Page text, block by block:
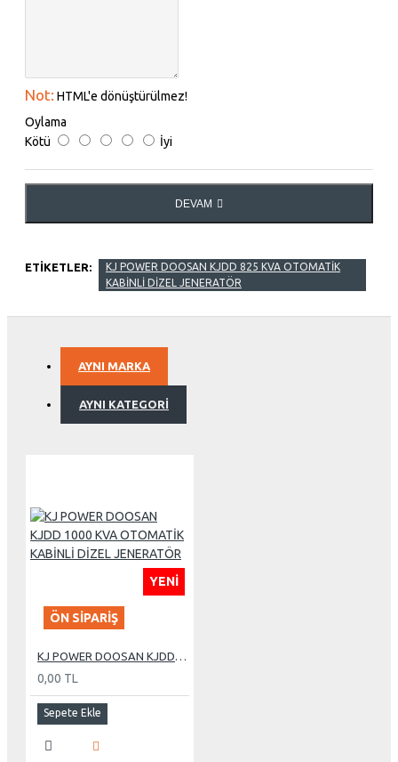
Not: HTML'e dönüştürülmez!
Oylama
Kötü
İyi
DEVAM
ETIKETLER:
KJ POWER DOOSAN KJDD 825 KVA OTOMATİK
KABİNLİ DİZEL JENERATÖR
AYNI MARKA
AYNI KATEGORI
YENI
ÖN SIPARIŞ
KJ POWER DOOSAN KJDD 1000 KVA OTOMATİK KABİNLİ DİZEL JENERATÖR
0,00 TL
Sepete Ekle